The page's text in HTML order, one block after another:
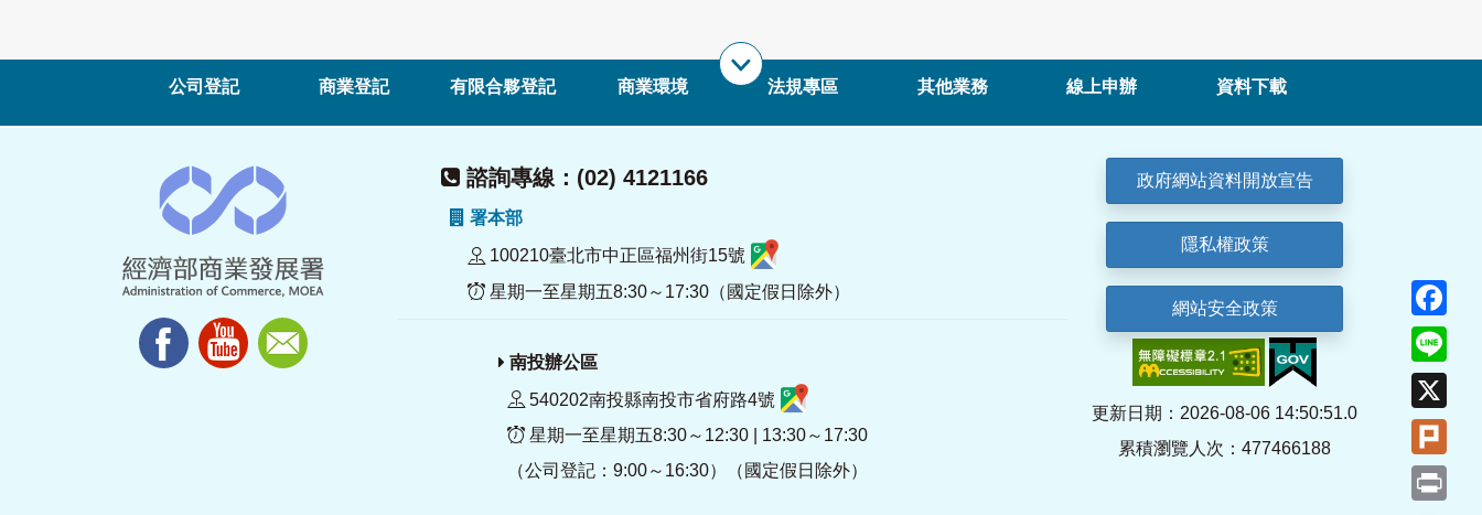
公司登記 商業登記 有限合夥登記 商業環境 法規專區 其他業務 線上申辦 資料下載
諮詢專線：(02) 4121166
署本部
100210臺北市中正區福州街15號
星期一至星期五8:30～17:30（國定假日除外）
南投辦公區
540202南投縣南投市省府路4號
星期一至星期五8:30～12:30 | 13:30～17:30
（公司登記：9:00～16:30）（國定假日除外）
政府網站資料開放宣告
隱私權政策
網站安全政策
更新日期：2026-08-06 14:50:51.0
累積瀏覽人次：477466188